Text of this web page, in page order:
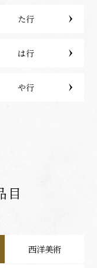
た行
は行
や行
目
西洋美術